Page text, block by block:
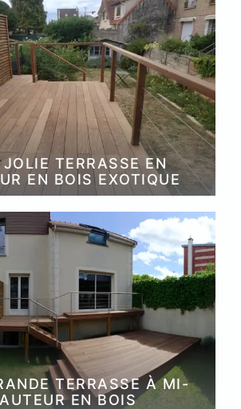
TERRASSE EN
EN BOIS EXOTIQUE
TERRASSE À MI-
EN BOIS